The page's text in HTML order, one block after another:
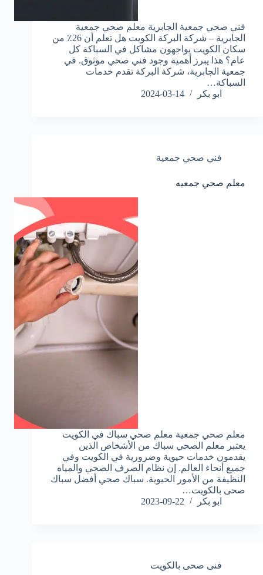
فني صحي جمعية الجابرية معلم صحي جمعية
الجابرية – شركة البركة الكويت هل تعلم أن 26٪ من
سكان الكويت يواجهون مشاكل في السباكة كل
عام؟ هذا يبرز أهمية وجود فني صحي موثوق. في
جمعية الجابرية، شركة البركة تقدم خدمات
السباكة…
ابو بكر
2024-03-14
فني صحي جمعية
معلم صحي جمعيه
معلم صحي جمعية معلم صحي سباك في الكويت
يعتبر معلم الصحي سباك من الأشخاص الذين
يقدمون خدمات حيوية وضرورية في الكويت وفي
جميع أنحاء العالم. إن نظام الصرف الصحي والمياه
النظيفة من الأمور الحيوية. سباك صحي أفضل سباك
صحى بالكويت…
ابو بكر
2023-09-22
فنى صحى بالكويت